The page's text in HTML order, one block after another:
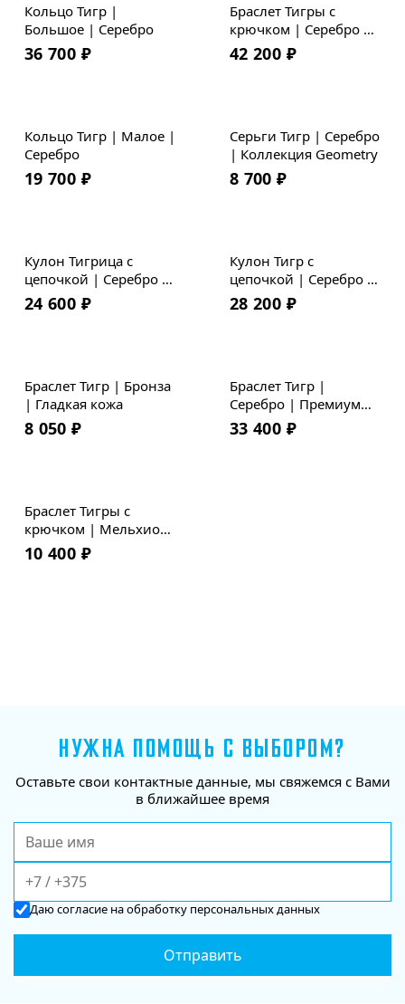
Кольцо Тигр |
Большое | Серебро
36 700 ₽
Браслет Тигры с
крючком | Серебро |
Премиум кожа
42 200 ₽
Кольцо Тигр | Малое |
Серебро
19 700 ₽
Серьги Тигр | Серебро
| Коллекция Geometry
8 700 ₽
Кулон Тигрица с
цепочкой | Серебро |
Коллекция Geometry
24 600 ₽
Кулон Тигр с
цепочкой | Серебро |
Коллекция Geometry
28 200 ₽
Браслет Тигр | Бронза
| Гладкая кожа
8 050 ₽
Браслет Тигр |
Серебро | Премиум
кожа
33 400 ₽
Браслет Тигры с
крючком | Мельхиор
| Премиум кожа
10 400 ₽
НУЖНА ПОМОЩЬ С ВЫБОРОМ?
Оставьте свои контактные данные, мы свяжемся с Вами
в ближайшее время
Даюсогласие на обработку персональных данных